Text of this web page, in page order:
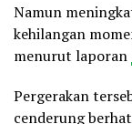
Namun
kehilangan
menurut laporan
Pergerakan
cenderung